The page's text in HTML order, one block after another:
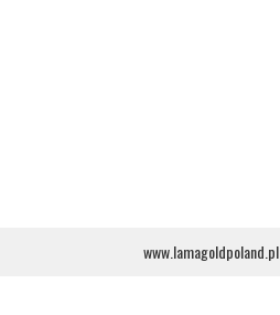
www.lamagoldpoland.pl